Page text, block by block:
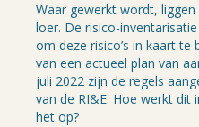
Waar gewerkt wordt, liggen
loer. De risico-
om deze risico’s in kaart te
van een actueel plan van
juli 2022 zijn de regels
van de RI&E. Hoe werkt dit
het op?